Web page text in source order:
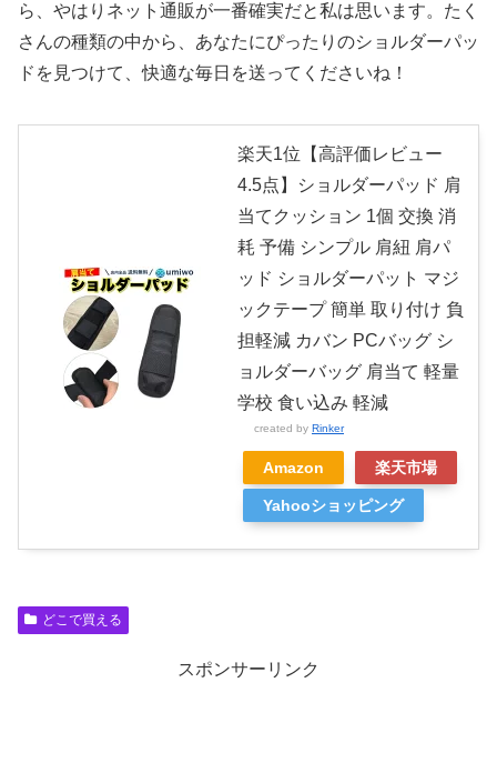
ら、やはりネット通販が一番確実だと私は思います。たく
さんの種類の中から、あなたにぴったりのショルダーパッ
ドを見つけて、快適な毎日を送ってくださいね！
楽天1位【高評価レビュー
4.5点】ショルダーパッド 肩
当てクッション 1個 交換 消
耗 予備 シンプル 肩紐 肩パ
ッド ショルダーパット マジ
ックテープ 簡単 取り付け 負
担軽減 カバン PCバッグ シ
ョルダーバッグ 肩当て 軽量
学校 食い込み 軽減
created by Rinker
Amazon 楽天市場
Yahooショッピング
どこで買える
スポンサーリンク